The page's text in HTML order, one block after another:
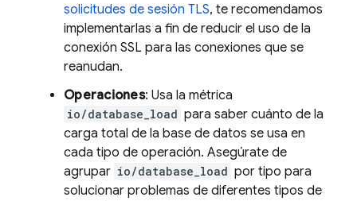
solicitudes de sesión TLS, te recomendamos
implementarlas a fin de reducir el uso de la
conexión SSL para las conexiones que se
reanudan.
Operaciones: Usa la métrica
io/database_load para saber cuánto de la
carga total de la base de datos se usa en
cada tipo de operación. Asegúrate de
agrupar io/database_load por tipo para
solucionar problemas de diferentes tipos de